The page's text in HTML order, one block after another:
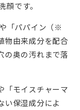
顔です。
「パパイン（※
物由来成分を配合
の奥の汚れまで落
「モイスチャーマ
保湿成分によ